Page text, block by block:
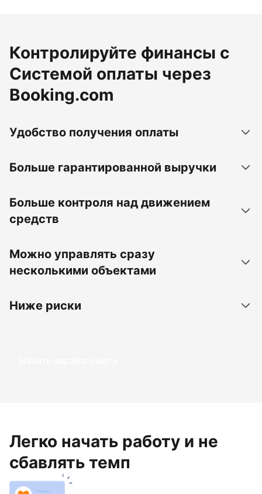
Контролируйте финансы с
Системой оплаты через
Booking.com
Удобство получения оплаты
Больше гарантированной выручки
Больше контроля над движением
средств
Можно управлять сразу
несколькими объектами
Ниже риски
Начать зарабатывать
Легко начать работу и не
сбавлять темп